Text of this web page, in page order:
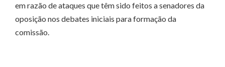
em razão de ataques que têm sido feitos a senadores da
oposição nos debates iniciais para formação da
comissão.